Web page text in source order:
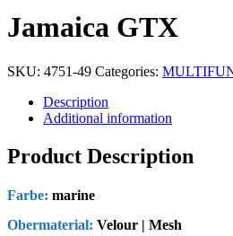
Jamaica GTX
SKU: 4751-49 Categories:
Description
Additional information
Product Description
Farbe: marine
Obermaterial: Velour | Mesh